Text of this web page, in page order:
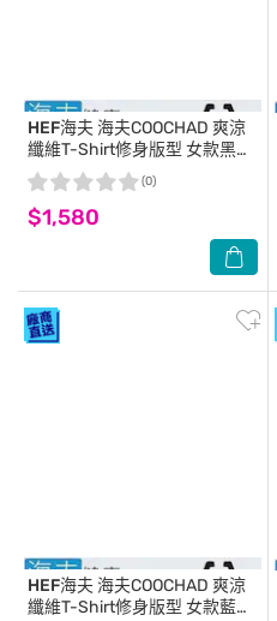
HEF海夫 海夫COOCHAD 爽涼
纖維T-Shirt修身版型 女款黑
(Cupro158-006)_S
$1,580
(0)
HEF海夫 海夫COOCHAD 爽涼
纖維T-Shirt修身版型 女款藍綠